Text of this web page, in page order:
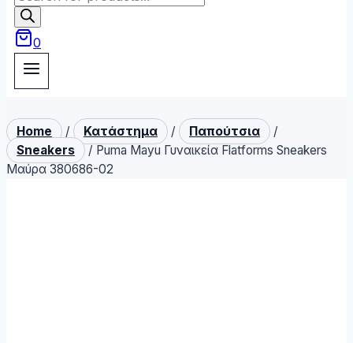
search
0
Home / Κατάστημα / Παπούτσια
/
Sneakers
/ Puma Mayu Γυναικεία Flatforms Sneakers
Μαύρα 380686-02